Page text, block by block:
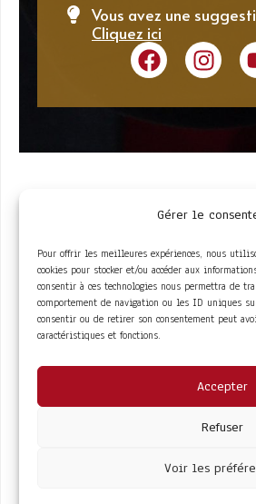
Gérer le
Pour offrir les meilleures expériences, nous
cookies pour stocker et/ou accéder aux
consentir à ces technologies nous permettra de
comportement de navigation ou les ID uniques
consentir ou de retirer son consentement peut
caractéristiques et fonctions.
Accepter
Refuser
Voir les
Vous avez une
Cliquez ici
ACCÈS RAPIDE
La Trompe
La FITF
Agenda
Conditions Générales de